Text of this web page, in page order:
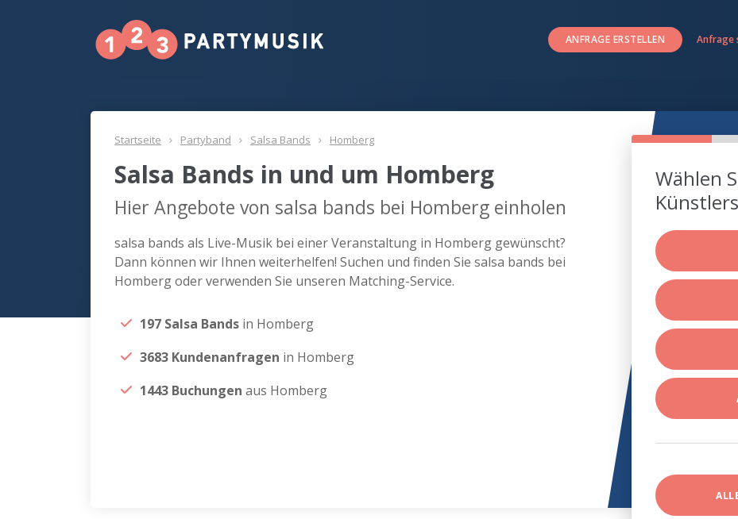
ANFRAGE ERSTELLEN Anfrage
Startseite Partyband Salsa Bands Homberg
Salsa Bands in und um Homberg
Hier Angebote von salsa bands bei Homberg einholen
salsa bands als Live-Musik bei einer Veranstaltung in Homberg gewünscht?
Dann können wir Ihnen weiterhelfen! Suchen und finden Sie salsa bands bei
Homberg oder verwenden Sie unseren Matching-Service.
197 Salsa Bands in Homberg
3683 Kundenanfragen in Homberg
1443 Buchungen aus Homberg
Wählen